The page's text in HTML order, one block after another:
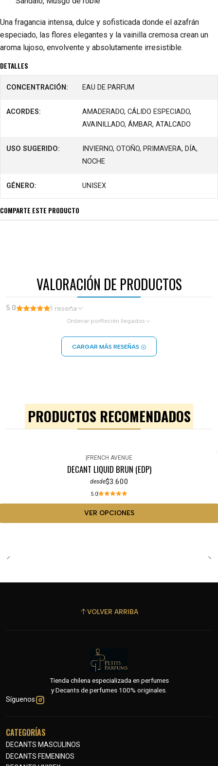
Una fragancia intensa, dulce y sofisticada donde el azafrán
especiado, las flores elegantes y la vainilla cremosa crean un
aroma lujoso, envolvente y absolutamente irresistible.
DETALLES
CONCENTRACIÓN: EAU DE PARFUM
ACORDES:
AMADERADO, CÁLIDO ESPECIADO,
AVAINILLADO, ÁMBAR, ATALCADO
USO SUGERIDO:
INVIERNO, OTOÑO, PRIMAVERA, DÍA,
NOCHE
GÉNERO: UNISEX
COMPARTE ESTE PRODUCTO
VALORACIÓN DE PRODUCTOS
5.0 1 reseña
Ordenar porRecién llegados
CARGAR MÁS RESEÑAS
PRODUCTOS RECOMENDADOS
FRENCH AVENUE
DECANT LIQUID BRUN (EDP)
desde$3.600
5.0
VER OPCIONES
VOLVER ARRIBA
Tienda chilena especializada en perfumes
y Decants de perfumes 100% originales.
Síguenos
CATEGORÍAS
DECANTS MASCULINOS
DECANTS FEMENINOS